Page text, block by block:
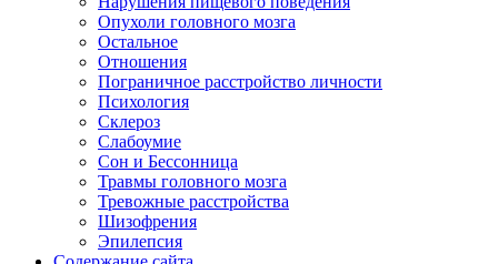
Опухоли головного мозга
Остальное
Отношения
Пограничное расстройство личности
Психология
Склероз
Слабоумие
Сон и Бессонница
Травмы головного мозга
Тревожные расстройства
Шизофрения
Эпилепсия